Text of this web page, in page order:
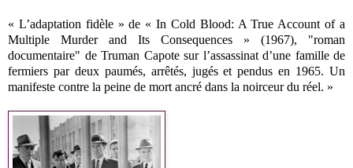
« L’adaptation fidèle » de « In Cold Blood: A True Account of a
Multiple Murder and Its Consequences » (1967), "roman
documentaire" de Truman Capote sur l’assassinat d’une famille de
fermiers par deux paumés, arrêtés, jugés et pendus en 1965. Un
manifeste contre la peine de mort ancré dans la noirceur du réel. »